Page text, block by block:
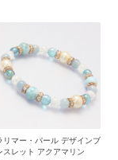
リマー・パール デザインブ
スレット アクアマリン